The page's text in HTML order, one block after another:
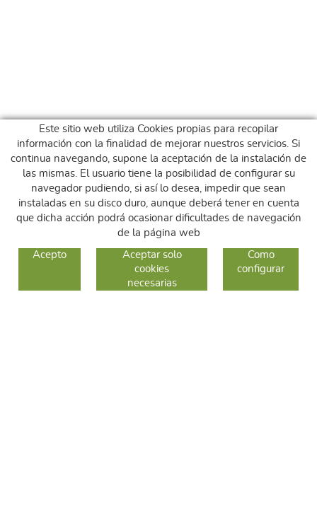
CAMBIOS Y DEVOLUCIONES
Este sitio web utiliza Cookies propias para recopilar
información con la finalidad de mejorar nuestros servicios. Si
continua navegando, supone la aceptación de la instalación de
las mismas. El usuario tiene la posibilidad de configurar su
navegador pudiendo, si así lo desea, impedir que sean
instaladas en su disco duro, aunque deberá tener en cuenta
que dicha acción podrá ocasionar dificultades de navegación
de la página web
Acepto
Aceptar solo
cookies
necesarias
Como
configurar